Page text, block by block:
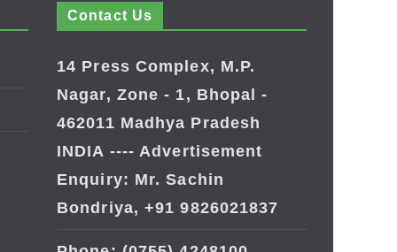
Contact Us
14 Press Complex, M.P.
Nagar, Zone - 1, Bhopal -
462011 Madhya Pradesh
INDIA ---- Advertisement
Enquiry: Mr. Sachin
Bondriya, +91 9826021837